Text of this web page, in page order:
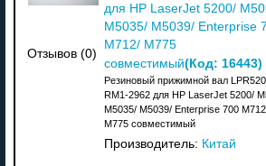
Отзывов (0)
для HP LaserJet 5200/
M5035/ M5039/ Enterprise
M712/ M775
совместимый(Код: 16443)
Резиновый прижимной вал
RM1-2962 для HP LaserJet 5200/
M5035/ M5039/ Enterprise 700
M775 совместимый
Производитель: Китай